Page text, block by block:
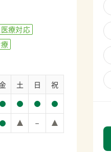
療対応
土 日
祝
－